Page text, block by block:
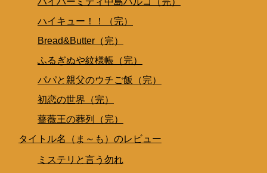
ハイキュー！！（完）
Bread&Butter（完）
ふるぎぬや紋様帳（完）
パパと親父のウチご飯（完）
初恋の世界（完）
薔薇王の葬列（完）
タイトル名（ま～も）のレビュー
ミステリと言う勿れ